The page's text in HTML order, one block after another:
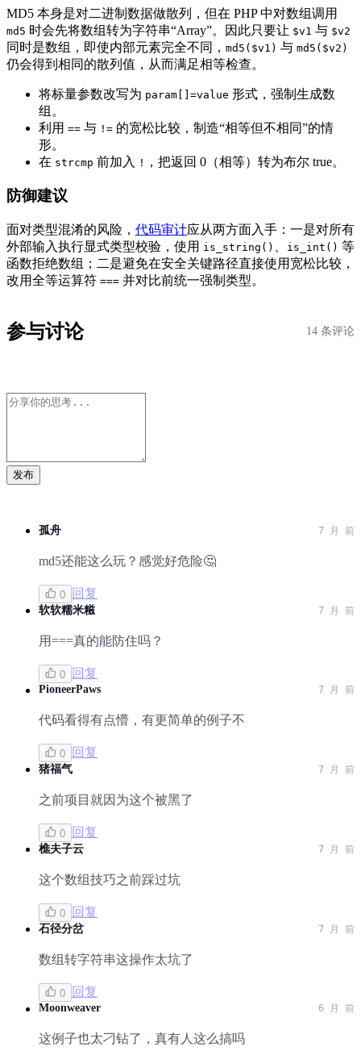
MD5 本身是对二进制数据做散列，但在 PHP 中对数组调用
md5 时会先将数组转为字符串“Array”。因此只要让 $v1 与 $v2
同时是数组，即使内部元素完全不同， md5($v1) 与 md5($v2)
仍会得到相同的散列值，从而满足相等检查。
将标量参数改写为 param[]=value 形式，强制生成数
组。
利用 == 与 != 的宽松比较，制造“相等但不相同”的情
形。
在 strcmp 前加入 ! ，把返回 0（相等）转为布尔 true。
防御建议
面对类型混淆的风险， 代码审计应从两方面入手：一是对所有
外部输入执行显式类型校验，使用 is_string() is_int() 等
函数拒绝数组；二是避免在安全关键路径直接使用宽松比较，
改用全等运算符 === 并对比前统一强制类型。
参与讨论 14 条评论
发布
孤舟 7 月 前
md5还能这么玩？感觉好危险🤔
0 回复
软软糯米糍 7 月 前
用===真的能防住吗？
0 回复
PioneerPaws 7 月 前
代码看得有点懵，有更简单的例子不
0 回复
猪福气 7 月 前
之前项目就因为这个被黑了
0 回复
樵夫子云 7 月 前
这个数组技巧之前踩过坑
0 回复
石径分岔 7 月 前
数组转字符串这操作太坑了
0 回复
Moonweaver 6 月 前
这例子也太刁钻了，真有人这么搞吗